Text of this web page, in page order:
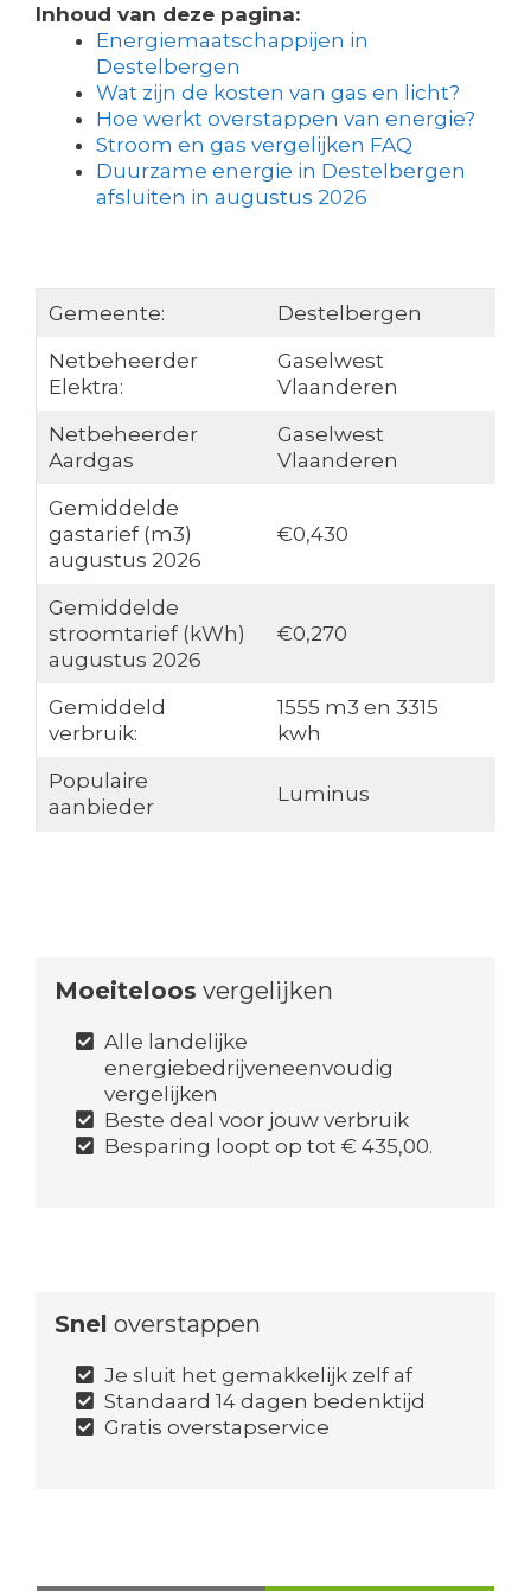
Inhoud van deze pagina:
Energiemaatschappijen in
Destelbergen
Wat zijn de kosten van gas en licht?
Hoe werkt overstappen van energie?
Stroom en gas vergelijken FAQ
Duurzame energie in Destelbergen
afsluiten in augustus 2026
Gemeente:
Destelbergen
Netbeheerder
Elektra:
Gaselwest
Vlaanderen
Netbeheerder
Aardgas
Gaselwest
Vlaanderen
Gemiddelde
gastarief (m3)
augustus 2026
€0,430
Gemiddelde
stroomtarief (kWh)
augustus 2026
€0,270
Gemiddeld
verbruik:
1555 m3 en 3315
kwh
Populaire
aanbieder
Luminus
Moeiteloos vergelijken
Alle landelijke
energiebedrijveneenvoudig
vergelijken
Beste deal voor jouw verbruik
Besparing loopt op tot € 435,00.
Snel overstappen
Je sluit het gemakkelijk zelf af
Standaard 14 dagen bedenktijd
Gratis overstapservice